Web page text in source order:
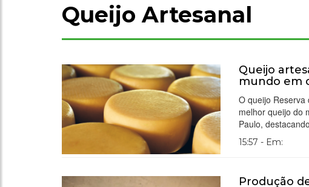
Queijo Artesanal
Queijo
mundo em
O queijo Reserva
melhor queijo do
Paulo,
15:57 - Em:
Produção